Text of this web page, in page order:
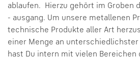
ablaufen. Hierzu gehört im Groben
- ausgang. Um unsere metallenen
technische Produkte aller Art
einer Menge an unterschiedlichster
hast Du intern mit vielen Bereichen